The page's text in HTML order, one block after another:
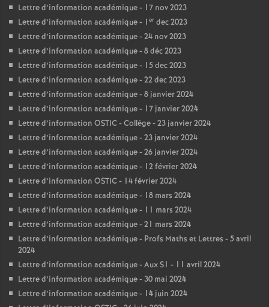
Lettre d’information académique - 17 nov 2023
Lettre d’information académique - 1 er dec 2023
Lettre d’information académique - 24 nov 2023
Lettre d’information académique - 8 déc 2023
Lettre d’information académique - 15 dec 2023
Lettre d’information académique - 22 dec 2023
Lettre d’information académique - 8 janvier 2024
Lettre d’information académique - 17 janvier 2024
Lettre d’information OSTIC - Collège - 23 janvier 2024
Lettre d’information académique - 23 janvier 2024
Lettre d’information académique - 26 janvier 2024
Lettre d’information académique - 12 février 2024
Lettre d’information OSTIC - 14 février 2024
Lettre d’information académique - 18 mars 2024
Lettre d’information académique - 11 mars 2024
Lettre d’information académique - 21 mars 2024
Lettre d’information académique - Profs Maths et Lettres - 5 avril
2024
Lettre d’information académique - Aux S1 - 11 avril 2024
Lettre d’information académique - 30 mai 2024
Lettre d’information académique - 14 juin 2024